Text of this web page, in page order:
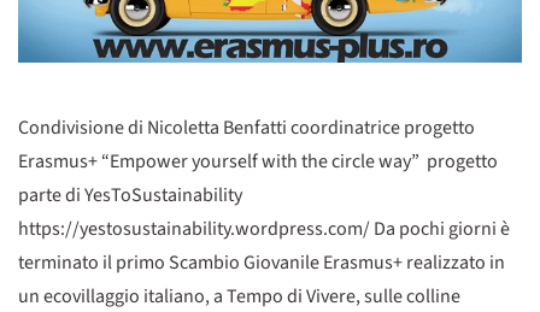
Condivisione di Nicoletta Benfatti coordinatrice progetto
Erasmus+ “Empower yourself with the circle way” progetto
parte di YesToSustainability
https://yestosustainability.wordpress.com/ Da pochi giorni è
terminato il primo Scambio Giovanile Erasmus+ realizzato in
un ecovillaggio italiano, a Tempo di Vivere, sulle colline